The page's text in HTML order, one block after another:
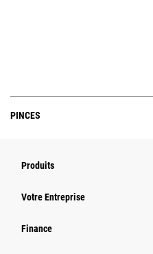
PINCES
Produits
Votre Entreprise
Finance